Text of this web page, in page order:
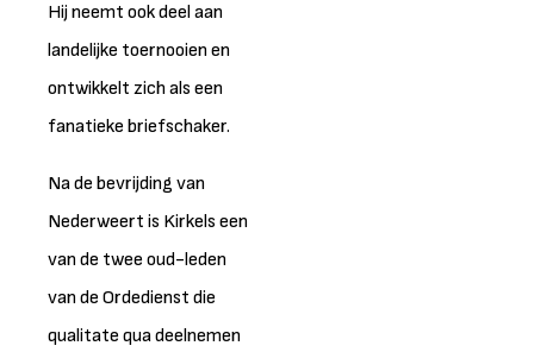
Hij neemt ook deel aan
landelijke toernooien en
ontwikkelt zich als een
fanatieke briefschaker.
Na de bevrijding van
Nederweert is Kirkels een
van de twee oud-leden
van de Ordedienst die
qualitate qua deelnemen